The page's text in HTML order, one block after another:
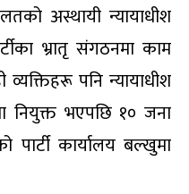
अस्थायी न्यायाधीश
भ्रातृ संगठनमा काम
पनि न्यायाधीश
नियुक्त भएपछि १० जना
पार्टी कार्यालय बल्खुमा